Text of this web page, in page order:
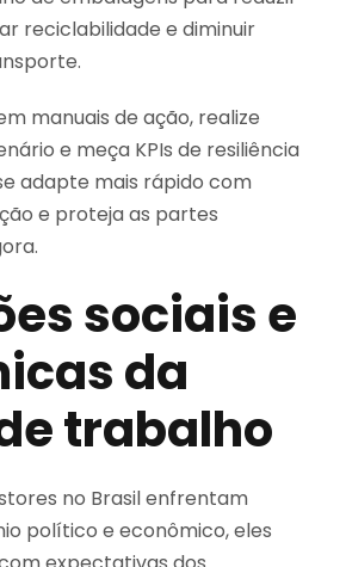
reciclabilidade e diminuir
manuais de ação, realize
e meça KPIs de resiliência
adapte mais rápido com
e proteja as partes
sociais e
da
trabalho
no Brasil enfrentam
político e econômico, eles